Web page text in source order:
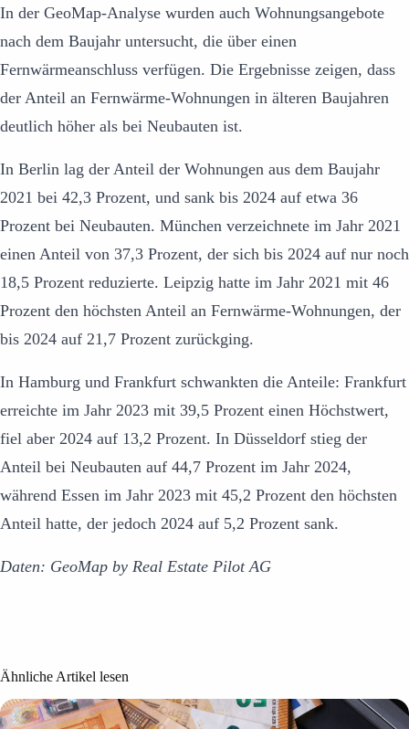
In der GeoMap-Analyse wurden auch Wohnungsangebote
nach dem Baujahr untersucht, die über einen
Fernwärmeanschluss verfügen. Die Ergebnisse zeigen, dass
der Anteil an Fernwärme-Wohnungen in älteren Baujahren
deutlich höher als bei Neubauten ist.
In Berlin lag der Anteil der Wohnungen aus dem Baujahr
2021 bei 42,3 Prozent, und sank bis 2024 auf etwa 36
Prozent bei Neubauten. München verzeichnete im Jahr 2021
einen Anteil von 37,3 Prozent, der sich bis 2024 auf nur noch
18,5 Prozent reduzierte. Leipzig hatte im Jahr 2021 mit 46
Prozent den höchsten Anteil an Fernwärme-Wohnungen, der
bis 2024 auf 21,7 Prozent zurückging.
In Hamburg und Frankfurt schwankten die Anteile: Frankfurt
erreichte im Jahr 2023 mit 39,5 Prozent einen Höchstwert,
fiel aber 2024 auf 13,2 Prozent. In Düsseldorf stieg der
Anteil bei Neubauten auf 44,7 Prozent im Jahr 2024,
während Essen im Jahr 2023 mit 45,2 Prozent den höchsten
Anteil hatte, der jedoch 2024 auf 5,2 Prozent sank.
Daten: GeoMap by Real Estate Pilot AG
Ähnliche Artikel lesen